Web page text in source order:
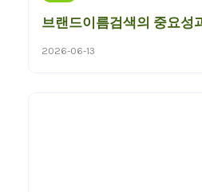
브랜드이름검색의 중요성
2026-06-13